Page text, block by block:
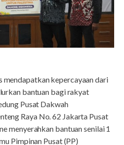
mendapatkan kepercayaan dari
bantuan bagi rakyat
Pusat Dakwah
Raya No. 62 Jakarta Pusat
menyerahkan bantuan senilai 1
Pimpinan Pusat (PP)